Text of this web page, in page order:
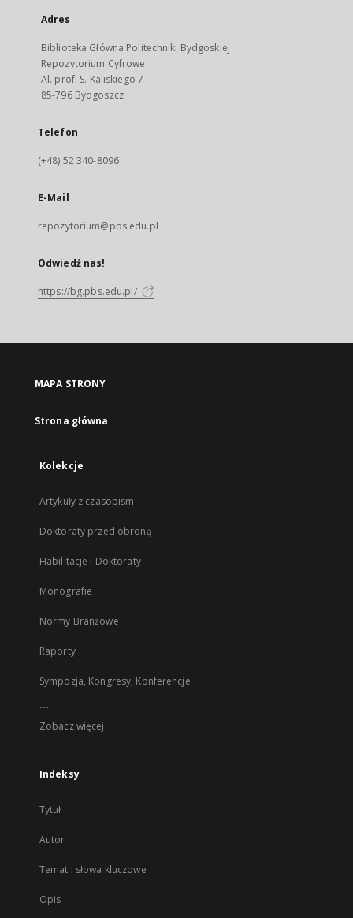
Adres
Biblioteka Główna Politechniki Bydgoskiej
Repozytorium Cyfrowe
Al. prof. S. Kaliskiego 7
85-796 Bydgoszcz
Telefon
(+48) 52 340-8096
E-Mail
repozytorium@pbs.edu.pl
Odwiedź nas!
https://bg.pbs.edu.pl/
MAPA STRONY
Strona główna
Kolekcje
Artykuły z czasopism
Doktoraty przed obroną
Habilitacje i Doktoraty
Monografie
Normy Branżowe
Raporty
Sympozja, Kongresy, Konferencje
...
Zobacz więcej
Indeksy
Tytuł
Autor
Temat i słowa kluczowe
Opis